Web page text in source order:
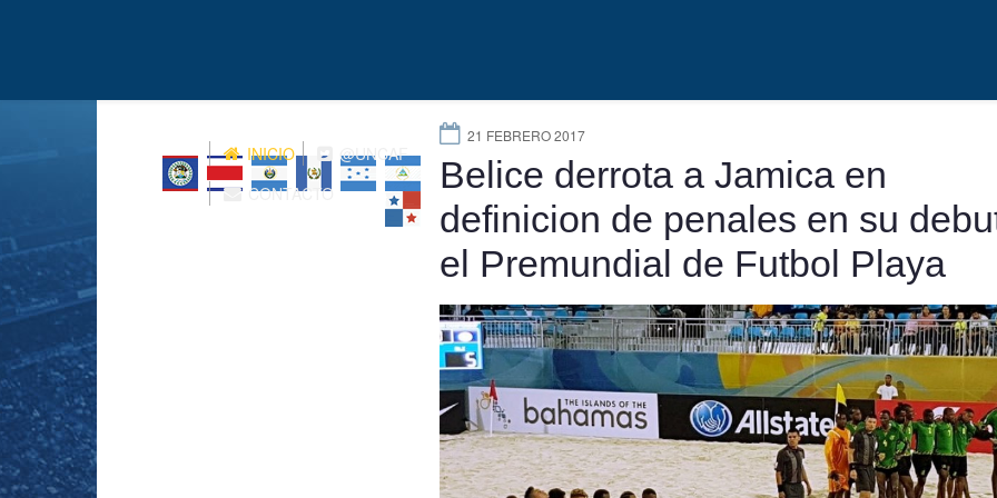
INICIO
@UNCAF
CONTACTO
21 FEBRERO 2017
Belice derrota a Jamica en
definicion de penales en su
el Premundial de Futbol Playa